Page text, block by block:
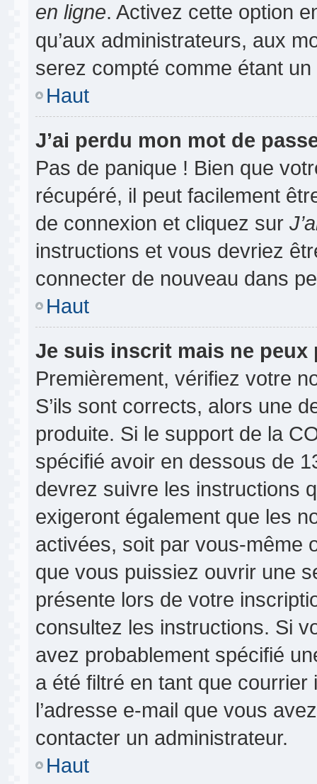
en ligne. Activez cette option
qu’aux administrateurs, aux
serez compté comme étant
Haut
J’ai perdu mon mot de
Pas de panique ! Bien que
récupéré, il peut facilement
de connexion et cliquez sur
instructions et vous devriez
connecter de nouveau dans
Haut
Je suis inscrit mais ne peux
Premièrement, vérifiez votre
S’ils sont corrects, alors une
produite. Si le support de la
spécifié avoir en dessous de
devrez suivre les instructions
exigeront également que les
activées, soit par vous-même
que vous puissiez ouvrir une
présente lors de votre
consultez les instructions. Si
avez probablement spécifié
a été filtré en tant que
l’adresse e-mail que vous
contacter un administrateur.
Haut